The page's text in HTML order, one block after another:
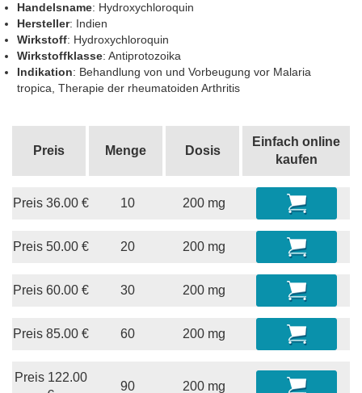
Handelsname: Hydroxychloroquin
Hersteller: Indien
Wirkstoff: Hydroxychloroquin
Wirkstoffklasse: Antiprotozoika
Indikation: Behandlung von und Vorbeugung vor Malaria
tropica, Therapie der rheumatoiden Arthritis
Preis Menge Dosis
Einfach online
kaufen
Preis 36.00€ 10 200 mg
Preis 50.00€ 20 200 mg
Preis 60.00€ 30 200 mg
Preis 85.00€ 60 200 mg
Preis 122.00
90 200 mg